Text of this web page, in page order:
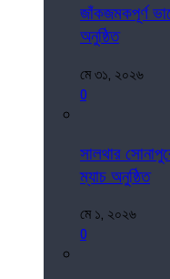
জাঁকজমকপূর্ণ
অনুষ্ঠিত
মে ৩১, ২০২৬
0
সালথার
ম্যাচ অনুষ্ঠিত
মে ১, ২০২৬
0